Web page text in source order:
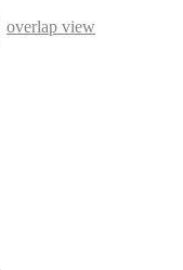
overlap view